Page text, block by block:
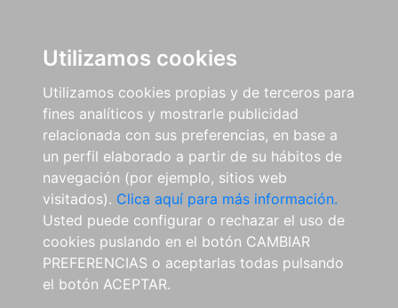
Utilizamos cookies
Utilizamos cookies propias y de terceros para
fines analíticos y mostrarle publicidad
relacionada con sus preferencias, en base a
un perfil elaborado a partir de su hábitos de
navegación (por ejemplo, sitios web
visitados). Clica aquí para más información.
Usted puede configurar o rechazar el uso de
cookies puslando en el botón CAMBIAR
PREFERENCIAS o aceptarlas todas pulsando
el botón ACEPTAR.